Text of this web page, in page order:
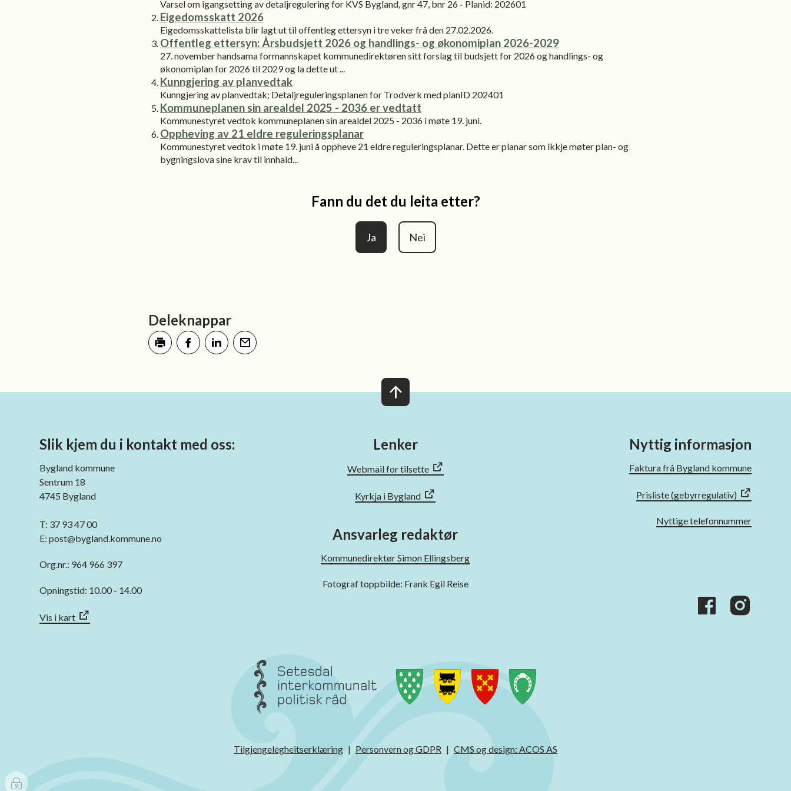
Varsel om igangsetting av detaljregulering for KVS Bygland, gnr 47, bnr 26 - Planid: 202601
Eigedomsskatt 2026
Eigedomsskattelista blir lagt ut til offentleg ettersyn i tre veker frå den 27.02.2026.
Offentleg ettersyn: Årsbudsjett 2026 og handlings- og økonomiplan 2026-2029
27. november handsama formannskapet kommunedirektøren sitt forslag til budsjett for 2026 og handlings- og
økonomiplan for 2026 til 2029 og la dette ut ...
Kunngjering av planvedtak
Kunngjering av planvedtak; Detaljreguleringsplanen for Trodverk med planID 202401
Kommuneplanen sin arealdel 2025 - 2036 er vedtatt
Kommunestyret vedtok kommuneplanen sin arealdel 2025 - 2036 i møte 19. juni.
Oppheving av 21 eldre reguleringsplanar
Kommunestyret vedtok i møte 19. juni å oppheve 21 eldre reguleringsplanar. Dette er planar som ikkje møter plan- og
bygningslova sine krav til innhald...
Fann du det du leita etter?
Ja Nei
Deleknappar
Slik kjem du i kontakt med oss:
Bygland kommune
Sentrum 18
4745 Bygland
T: 37 93 47 00
E: post@bygland.kommune.no
Org.nr.: 964 966 397
Opningstid: 10.00 - 14.00
Vis i kart
Lenker
Webmail for tilsette
Kyrkja i Bygland
Ansvarleg redaktør
Kommunedirektør Simon Ellingsberg
Fotograf toppbilde: Frank Egil Reise
Nyttig informasjon
Faktura frå Bygland kommune
Prisliste (gebyrregulativ)
Nyttige telefonnummer
Tilgjengelegheitserklæring Personvern og GDPR CMS og design: ACOS AS